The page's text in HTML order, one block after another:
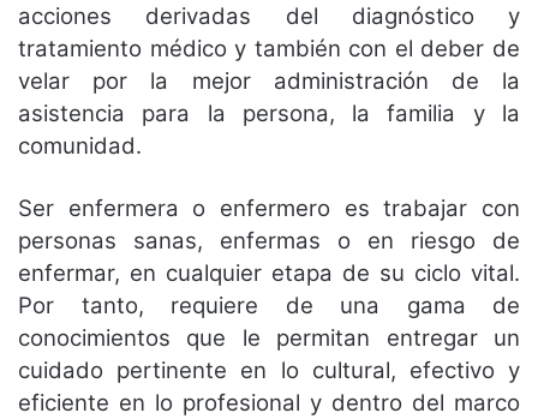
acciones derivadas del diagnóstico y
tratamiento médico y también con el deber de
velar por la mejor administración de la
asistencia para la persona, la familia y la
comunidad.
Ser enfermera o enfermero es trabajar con
personas sanas, enfermas o en riesgo de
enfermar, en cualquier etapa de su ciclo vital.
Por tanto, requiere de una gama de
conocimientos que le permitan entregar un
cuidado pertinente en lo cultural, efectivo y
eficiente en lo profesional y dentro del marco